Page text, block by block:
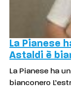
La Pianese
Astaldi è
La Pianese ha
bianconero